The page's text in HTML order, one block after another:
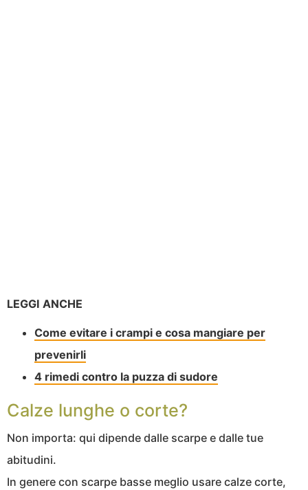
LEGGI ANCHE
Come evitare i crampi e cosa mangiare per
prevenirli
4 rimedi contro la puzza di sudore
Calze lunghe o corte?
Non importa: qui dipende dalle scarpe e dalle tue
abitudini.
In genere con scarpe basse meglio usare calze corte,